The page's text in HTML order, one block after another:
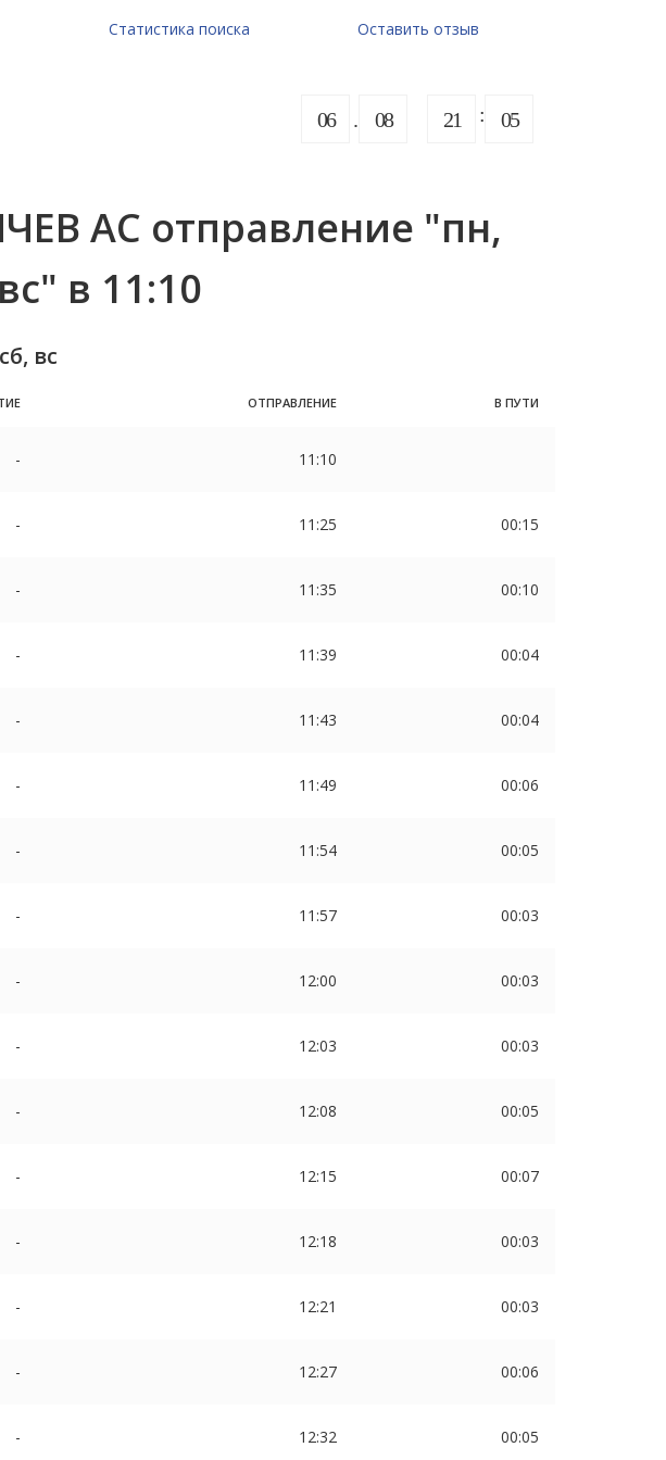
Статистика поиска Оставить отзыв
06 08 21 05
АС отправление "пн,
в 11:10
вс
ОТПРАВЛЕНИЕ В ПУТИ
- 11:10
- 11:25 00:15
- 11:35 00:10
- 11:39 00:04
- 11:43 00:04
- 11:49 00:06
- 11:54 00:05
- 11:57 00:03
- 12:00 00:03
- 12:03 00:03
- 12:08 00:05
- 12:15 00:07
- 12:18 00:03
- 12:21 00:03
- 12:27 00:06
- 12:32 00:05